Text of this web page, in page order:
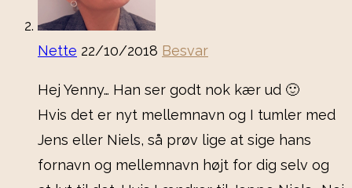
Nette 22/10/2018 Besvar
Hej Yenny… Han ser godt nok kær ud 🙂
Hvis det er nyt mellemnavn og I tumler med
Jens eller Niels, så prøv lige at sige hans
fornavn og mellemnavn højt for dig selv og